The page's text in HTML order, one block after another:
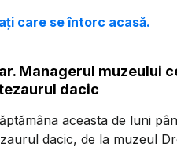
care se întorc acasă.
Managerul muzeului
dacic
aceasta de luni
dacic, de la muzeul